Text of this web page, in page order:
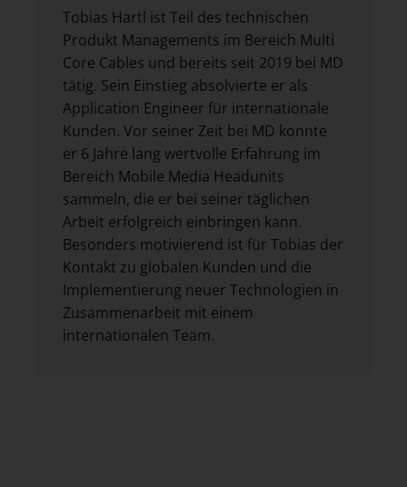
Tobias Hartl ist Teil des technischen
Produkt Managements im Bereich Multi
Core Cables und bereits seit 2019 bei MD
tätig. Sein Einstieg absolvierte er als
Application Engineer für internationale
Kunden. Vor seiner Zeit bei MD konnte
er 6 Jahre lang wertvolle Erfahrung im
Bereich Mobile Media Headunits
sammeln, die er bei seiner täglichen
Arbeit erfolgreich einbringen kann.
Besonders motivierend ist für Tobias der
Kontakt zu globalen Kunden und die
Implementierung neuer Technologien in
Zusammenarbeit mit einem
internationalen Team.